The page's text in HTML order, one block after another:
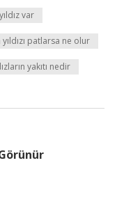
var
patlarsa ne olur
yakıtı nedir